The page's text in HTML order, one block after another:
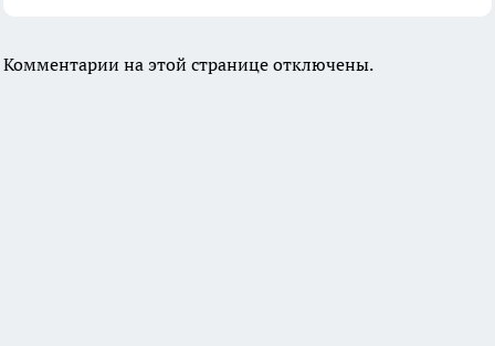
Комментарии на этой странице отключены.